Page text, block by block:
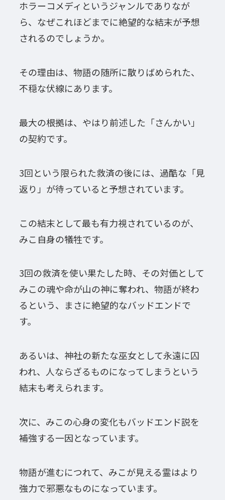
ホラーコメディというジャンルでありなが
ら、なぜこれほどまでに絶望的な結末が予想
されるのでしょうか。
その理由は、物語の随所に散りばめられた、
不穏な伏線にあります。
最大の根拠は、やはり前述した「さんかい」
の契約です。
3回という限られた救済の後には、過酷な「見
返り」が待っていると予想されています。
この結末として最も有力視されているのが、
みこ自身の犠牲です。
3回の救済を使い果たした時、その対価として
みこの魂や命が山の神に奪われ、物語が終わ
るという、まさに絶望的なバッドエンドで
す。
あるいは、神社の新たな巫女として永遠に囚
われ、人ならざるものになってしまうという
結末も考えられます。
次に、みこの心身の変化もバッドエンド説を
補強する一因となっています。
物語が進むにつれて、みこが見える霊はより
強力で邪悪なものになっています。